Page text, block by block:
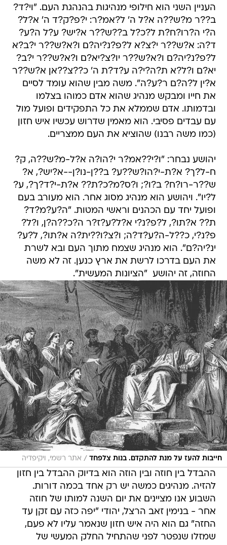
העניין השני הוא חילופי מנהיגות בהנהגת העם. "וי?ד?
ב??ר מ?ש??ה א?ל ה' ל?אמ?ר: י?פ?ק?ד ה' א?ל?
ה?י ה?רו?ח?ת ל?כ?ל ב??ש??ר א?יש? ע?ל ה?ע?
ד?ה: א?ש??ר י?צ?א ל?פ?נ?יה?ם ו?א?ש??ר י?ב?א
ל?פ?נ?יה?ם ו?א?ש??ר יו?צ?יא?ם ו?א?ש??ר י?ב?
יא?ם ו?ל?א ת?ה?י?ה ע?ד?ת ה' כ??צ??אן א?ש??ר
א?ין ל?ה?ם ר?ע?ה". משה מבין שהוא עומד לסיים
את חייו ומבקש מנהיג שהוא אדם כמוהו בצלמו
ובדמותו. אדם שממלא את כל התפקידים ופועל מול
עם עבדים פסיבי. הוא מאמין שדרוש עכשיו איש חזון
(כמו משה רבנו) שהוציא את העם ממצריים.
יהושע נבחר: "ו?י??אמ?ר י?הו?ה א?ל-מ?ש??ה, ק?
ח-ל?ך? א?ת-י?הו?ש??ע? ב??ן-נו?ן--א?יש?, א?
ש??ר-רו?ח? ב?ו?; ו?ס?מ?כ?ת?? א?ת-י?ד?ך?, ע?
ל?יו". ויהושע הוא מנהיג מסוג אחר. הוא מעורב בעם
ופועל יחד עם הכהנים וראשי המטות. "ה?ע?מ?ד?
ת?? א?תו?, ל?פ?נ?י א?ל?ע?ז?ר ה?כ??ה?ן, ו?ל?
פ?נ?י, כ??ל-ה?ע?ד?ה; ו?צ?ו??ית?ה א?תו?, ל?ע?
ינ?יה?ם". הוא מנהיג שצמח מתוך העם ובא לשרת
את העם בדרכו לרשת את ארץ כנען. זה לא משה
החוזה, זה יהושע  "הציונות המעשית".
חייבות להעז על מנת להתקדם. בנות צלפחד / אתר רשמי, ויקיפדיה
ההבדל בין חוזה ובין הוזה הוא בדיוק ההבדל בין חזון
להזיה. מנהיגים כמשה יש רק אחד בכמה דורות.
השבוע אנו מציינים את יום השנה למותו של חוזה
אחר - בנימין זאב הרצל, יהודי "יפה כזה עם זקן עד
החזה" גם הוא היה איש חזון שנאמר עליו לא פעם,
שמזלו שנפטר לפני שהתחיל החלק המעשי של